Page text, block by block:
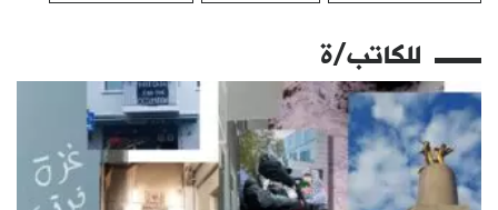
للكاتب/ة